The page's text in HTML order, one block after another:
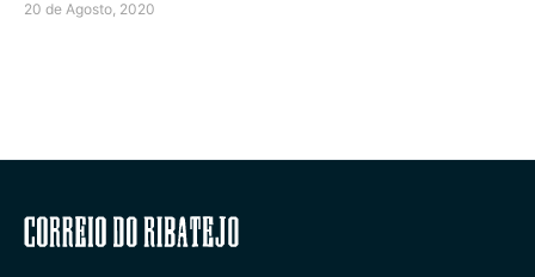
20 de Agosto, 2020
Correio do Ribatejo